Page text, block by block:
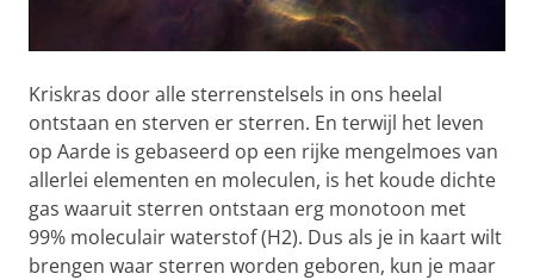
Kriskras door alle sterrenstelsels in ons heelal
ontstaan en sterven er sterren. En terwijl het leven
op Aarde is gebaseerd op een rijke mengelmoes van
allerlei elementen en moleculen, is het koude dichte
gas waaruit sterren ontstaan erg monotoon met
99% moleculair waterstof (H2). Dus als je in kaart wilt
brengen waar sterren worden geboren, kun je maar